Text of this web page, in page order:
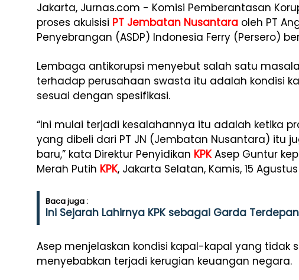
Jakarta, Jurnas.com - Komisi Pemberantasan
proses akuisisi PT Jembatan Nusantara oleh PT
Penyebrangan (ASDP) Indonesia Ferry (Persero)
Lembaga antikorupsi menyebut salah satu
terhadap perusahaan swasta itu adalah kondisi
sesuai dengan spesifikasi.
“Ini mulai terjadi kesalahannya itu adalah ketika
yang dibeli dari PT JN (Jembatan Nusantara) itu
baru,” kata Direktur Penyidikan KPKAsep Guntur
Merah Putih KPK, Jakarta Selatan, Kamis, 15
Baca juga :
Ini Sejarah Lahirnya KPK sebagai Garda
Asep menjelaskan kondisi kapal-kapal yang tidak
menyebabkan terjadi kerugian keuangan negara.